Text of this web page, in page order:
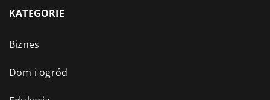
KATEGORIE
Biznes
Dom i ogród